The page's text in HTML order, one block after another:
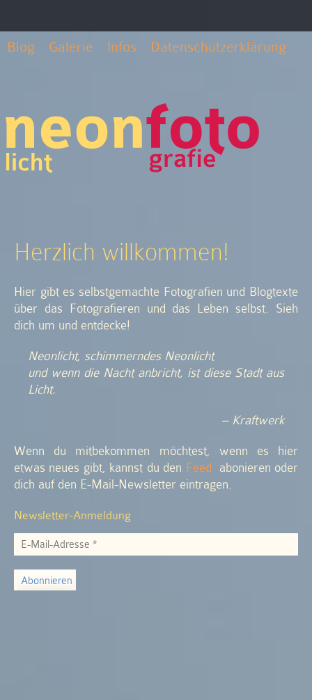
Blog Galerie Infos Datenschutzerklärung
Herzlich willkommen!
Hier gibt es selbstgemachte Fotografien und Blogtexte
über das Fotografieren und das Leben selbst. Sieh
dich um und entdecke!
Neonlicht, schimmerndes Neonlicht
und wenn die Nacht anbricht, ist diese Stadt aus
Licht.
– Kraftwerk
Wenn du mitbekommen möchtest, wenn es hier
etwas neues gibt, kannst du den Feed abonieren oder
dich auf den E-Mail-Newsletter eintragen.
Newsletter-Anmeldung